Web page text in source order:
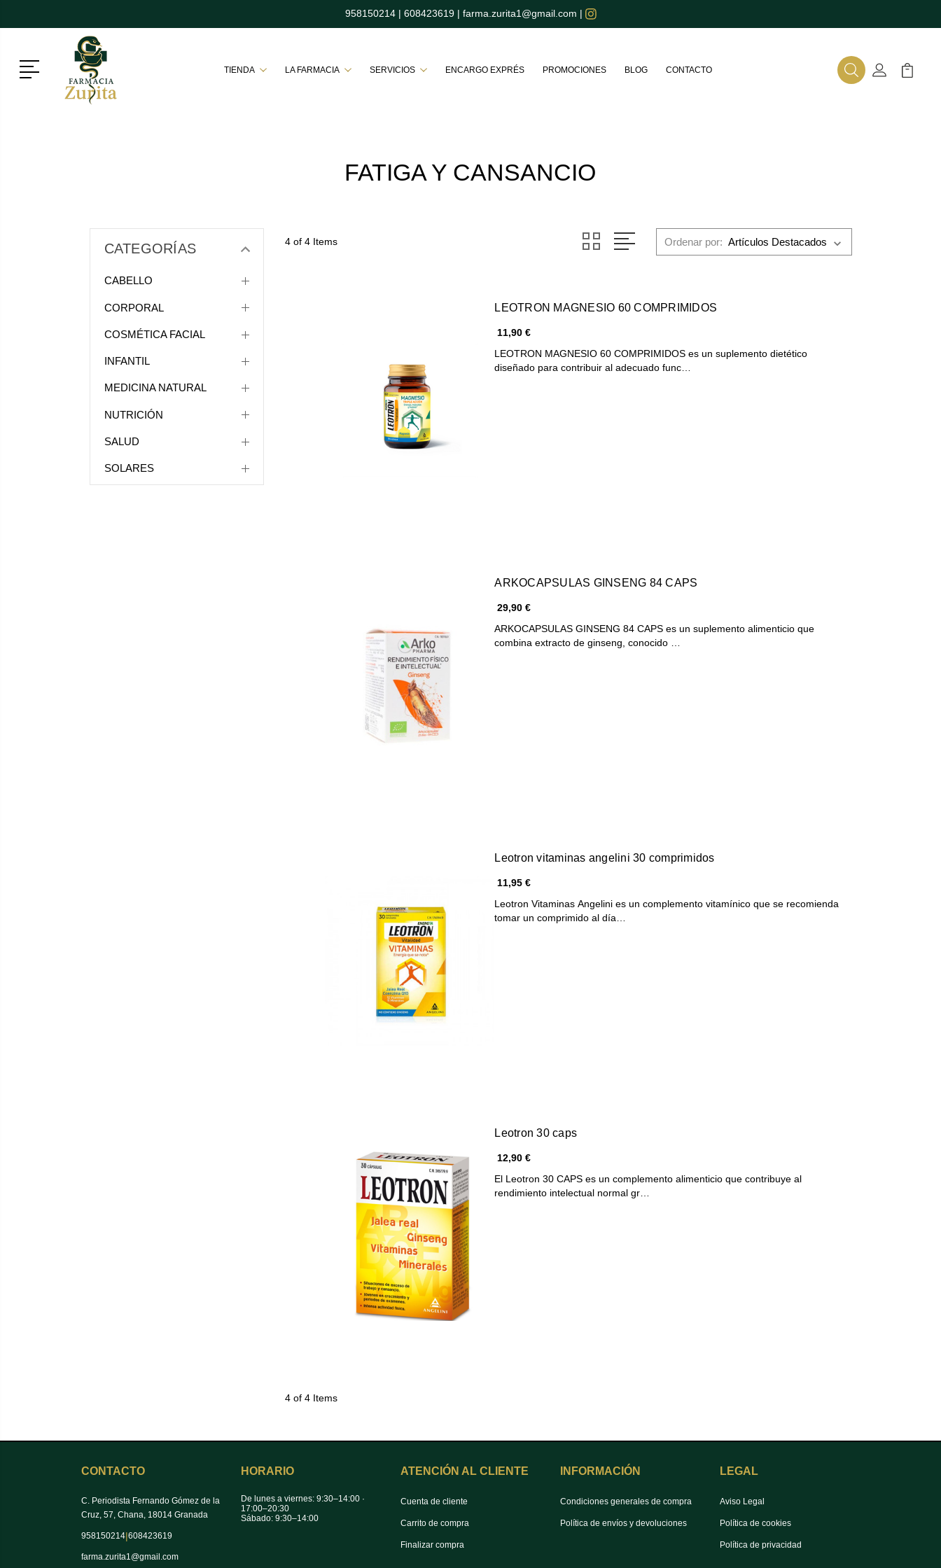
958150214| 608423619| farma.zurita1@gmail.com |
Menú TIENDA LA FARMACIA SERVICIOS ENCARGO EXPRÉS PROMOCIONES BLOG CONTACTO
Buscar
BuscarMi Cuenta
Mi
FATIGA Y CANSANCIO
CATEGORÍAS
CABELLO
CORPORAL
COSMÉTICA FACIAL
INFANTIL
MEDICINA NATURAL
NUTRICIÓN
SALUD
SOLARES
4 of 4 Items Ordenar por:
LEOTRON MAGNESIO 60 COMPRIMIDOS
11,90 €
LEOTRON MAGNESIO 60 COMPRIMIDOS es un suplemento dietético
diseñado para contribuir al adecuado func…
ARKOCAPSULAS GINSENG 84 CAPS
29,90 €
ARKOCAPSULAS GINSENG 84 CAPS es un suplemento alimenticio que
combina extracto de ginseng, conocido …
Leotron vitaminas angelini 30 comprimidos
11,95 €
Leotron Vitaminas Angelini es un complemento vitamínico que se recomienda
tomar un comprimido al día…
Leotron 30 caps
12,90 €
El Leotron 30 CAPS es un complemento alimenticio que contribuye al
rendimiento intelectual normal gr…
4 of 4 Items
CONTACTO
C. Periodista Fernando Gómez de la
Cruz, 57, Chana, 18014 Granada
958150214|608423619
farma.zurita1@gmail.com
HORARIO
De lunes a viernes: 9:30–14:00 ·
17:00–20:30
Sábado: 9:30–14:00
ATENCIÓN AL CLIENTE
Cuenta de cliente
Carrito de compra
Finalizar compra
INFORMACIÓN
Condiciones generales de compra
Política de envíos y devoluciones
LEGAL
Aviso Legal
Política de cookies
Política de privacidad